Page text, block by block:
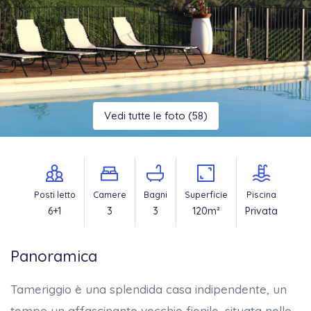
Vedi tutte le foto (58)
Posti letto
6+1
Camere
3
Bagni
3
Superficie
120m²
Piscina
Privata
Panoramica
Tameriggio è una splendida casa indipendente, un